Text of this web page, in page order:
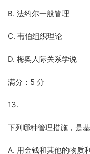
B. 法约尔一般管理
C. 韦伯组织理论
D. 梅奥人际关系学说
满分：5 分
13.
下列哪种管理措施，是
A. 用金钱和其他的物质